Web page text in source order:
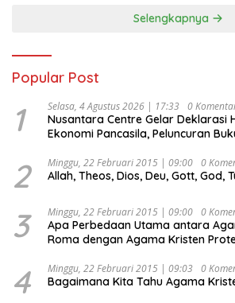
Selengkapnya
Popular Post
1 Selasa, 4 Agustus 2026 | 17:33 0
Nusantara Centre Gelar Deklarasi
Ekonomi Pancasila, Peluncuran
Ekonomi Politik Indonesia) &
“Urgensi Undang-Undang
Indonesia Emas 2045”,
2 Minggu, 22 Februari 2015 | 09:00 0
Allah, Theos, Dios, Deu, Gott, God,
3 Minggu, 22 Februari 2015 | 09:00 0
Apa Perbedaan Utama antara
Roma dengan Agama Kristen
4 Minggu, 22 Februari 2015 | 09:03 0
Bagaimana Kita Tahu Agama